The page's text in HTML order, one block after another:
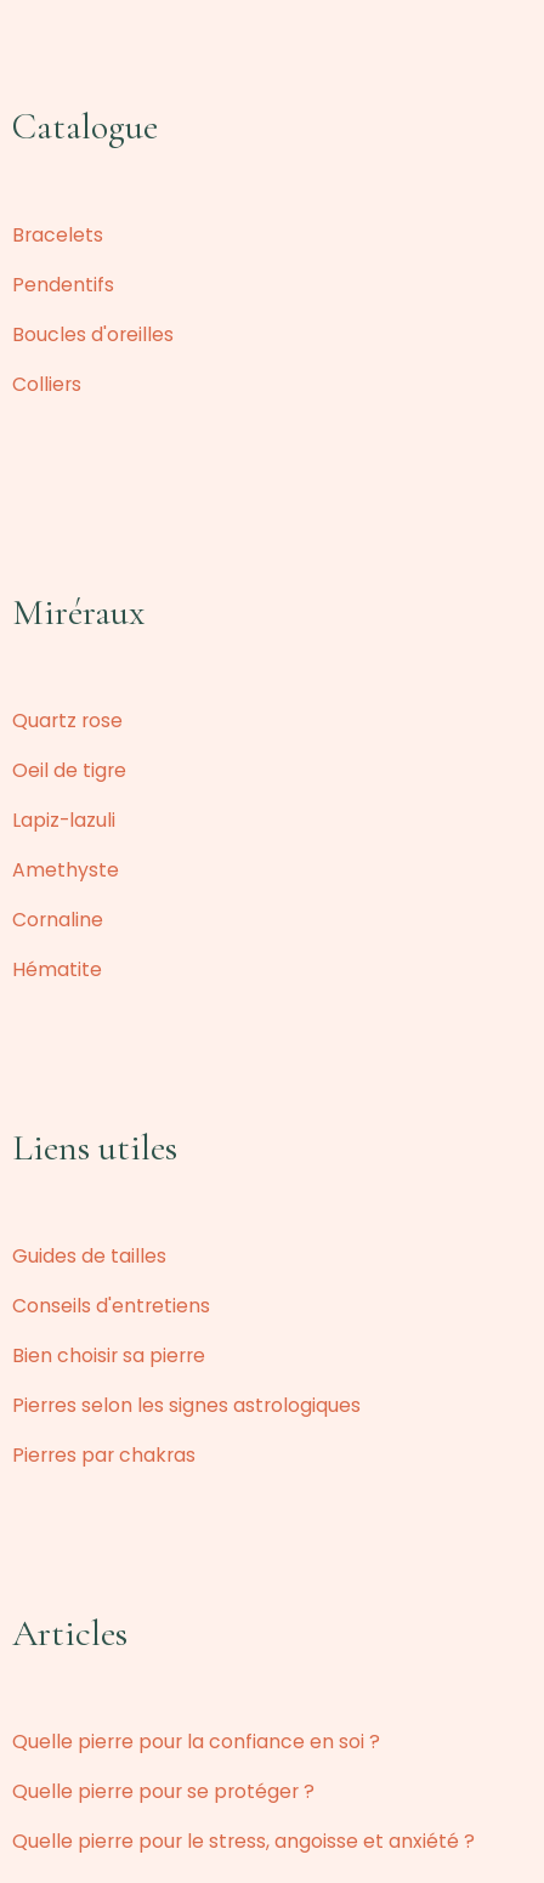
Catalogue
Bracelets
Pendentifs
Boucles d'oreilles
Colliers
Miréraux
Quartz rose
Oeil de tigre
Lapiz-lazuli
Amethyste
Cornaline
Hématite
Liens utiles
Guides de tailles
Conseils d'entretiens
Bien choisir sa pierre
Pierres selon les signes astrologiques
Pierres par chakras
Articles
Quelle pierre pour la confiance en soi ?
Quelle pierre pour se protéger ?
Quelle pierre pour le stress, angoisse et anxiété ?